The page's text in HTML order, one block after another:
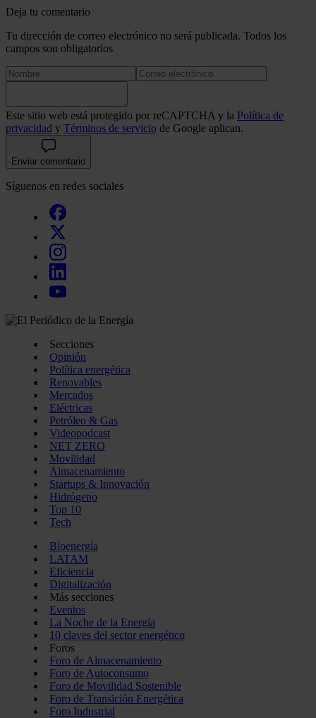
Deja tu comentario
Tu dirección de correo electrónico no será publicada. Todos los
campos son obligatorios
Este sitio web está protegido por reCAPTCHA y la Política de
privacidad y Términos de servicio de Google aplican.
Enviar comentario
Síguenos en redes sociales
Secciones
Opinión
Política energética
Renovables
Mercados
Eléctricas
Petróleo & Gas
Videopodcast
NET ZERO
Movilidad
Almacenamiento
Startups & Innovación
Hidrógeno
Top 10
Tech
Bioenergía
LATAM
Eficiencia
Digitalización
Más secciones
Eventos
La Noche de la Energía
10 claves del sector energético
Foros
Foro de Almacenamiento
Foro de Autoconsumo
Foro de Movilidad Sostenible
Foro de Transición Energética
Foro Industrial